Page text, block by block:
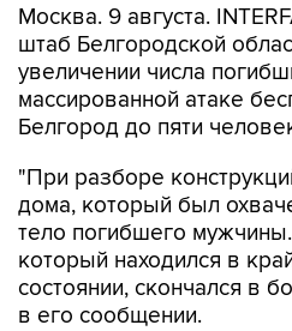
Москва. 9 августа.
штаб Белгородской
увеличении числа
массированной атаке
Белгород до пяти
"При разборе
дома, который был
тело погибшего
который находился в
состоянии, скончался в
в его сообщении.